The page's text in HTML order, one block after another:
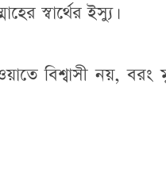
স্বার্থের ইস্যু।
বিশ্বাসী নয়,